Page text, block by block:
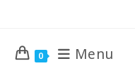
0 Menu